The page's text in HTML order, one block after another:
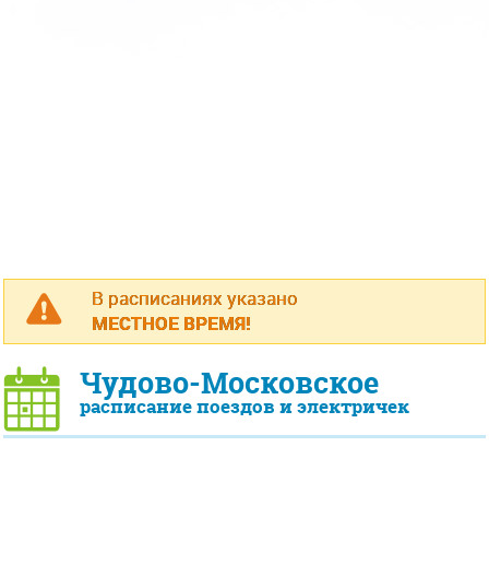
В расписаниях указано
МЕСТНОЕ ВРЕМЯ!
Чудово-Московское
расписание поездов и электричек